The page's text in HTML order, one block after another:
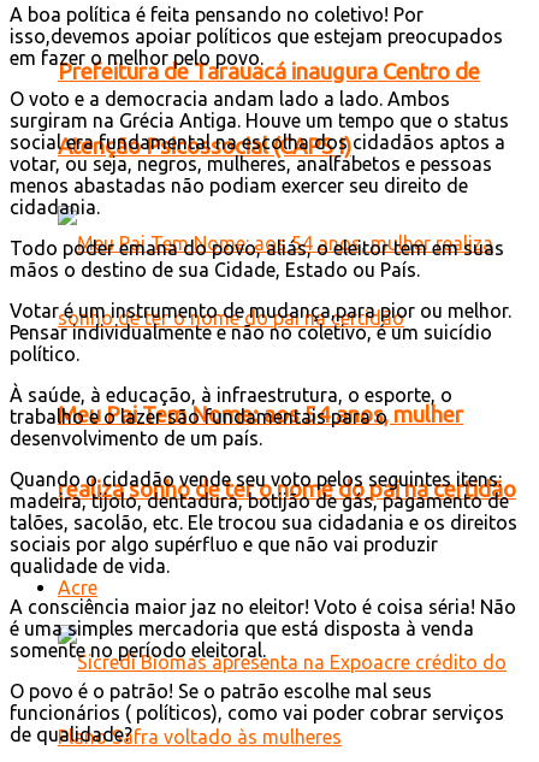
Prefeitura de Tarauacá inaugura Centro de
Atenção Psicossocial (CAPS I)
Meu Pai Tem Nome: aos 54 anos, mulher
realiza sonho de ter o nome do pai na certidão
Acre
A boa política é feita pensando no coletivo! Por
isso,devemos apoiar políticos que estejam preocupados
em fazer o melhor pelo povo.
O voto e a democracia andam lado a lado. Ambos
surgiram na Grécia Antiga. Houve um tempo que o status
social era fundamental na escolha dos cidadãos aptos a
votar, ou seja, negros, mulheres, analfabetos e pessoas
menos abastadas não podiam exercer seu direito de
cidadania.
Todo poder emana do povo, aliás, o eleitor tem em suas
mãos o destino de sua Cidade, Estado ou País.
Votar é um instrumento de mudança,para pior ou melhor.
Pensar individualmente e não no coletivo, é um suicídio
político.
À saúde, à educação, à infraestrutura, o esporte, o
trabalho e o lazer são fundamentais para o
desenvolvimento de um país.
Quando o cidadão vende seu voto pelos seguintes itens:
madeira, tijolo, dentadura, botijão de gás, pagamento de
talões, sacolão, etc. Ele trocou sua cidadania e os direitos
sociais por algo supérfluo e que não vai produzir
qualidade de vida.
A consciência maior jaz no eleitor! Voto é coisa séria! Não
é uma simples mercadoria que está disposta à venda
somente no período eleitoral.
O povo é o patrão! Se o patrão escolhe mal seus
funcionários ( políticos), como vai poder cobrar serviços
de qualidade?